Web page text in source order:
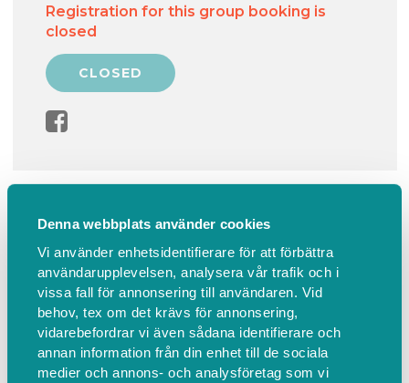
Denna webbplats använder cookies
Vi använder enhetsidentifierare för att förbättra
användarupplevelsen, analysera vår trafik och i
vissa fall för annonsering till användaren. Vid
behov, tex om det krävs för annonsering,
vidarebefordrar vi även sådana identifierare och
annan information från din enhet till de sociala
medier och annons- och analysföretag som vi
Registration for this group booking is
closed
Padel All Stars ... fredag mellan kl
10-12 på Padelcenter.
Padelspel sker med ett jämnt och inspirerande spel.
Spelschema upprättas för varje grupp och vi